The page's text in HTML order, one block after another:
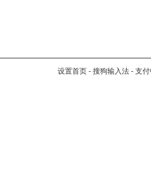
设置首页 - 搜狗输入法 - 支